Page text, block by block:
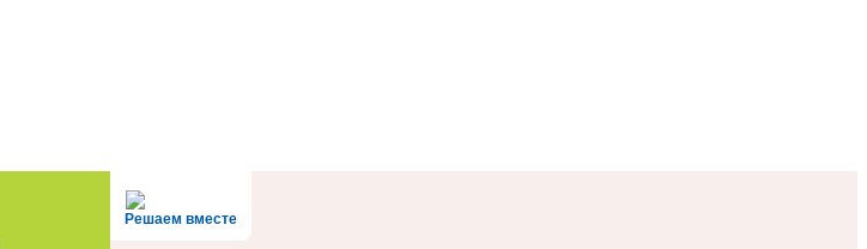
Решаем вместе